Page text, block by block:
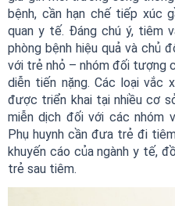
bệnh, cần hạn chế tiếp xúc
quan y tế. Đáng chú ý, tiêm
phòng bệnh hiệu quả và chủ
với trẻ nhỏ – nhóm đối tượng
diễn tiến nặng. Các loại vắc
được triển khai tại nhiều cơ
miễn dịch đối với các nhóm
Phụ huynh cần đưa trẻ đi
khuyến cáo của ngành y tế,
trẻ sau tiêm.